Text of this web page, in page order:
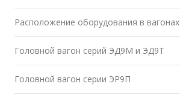
Расположение оборудования в вагонах
Головной вагон серий ЭД9М и ЭД9Т
Головной вагон серии ЭР9П